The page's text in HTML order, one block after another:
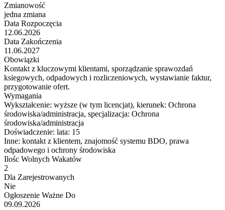
Zmianowość
jedna zmiana
Data Rozpoczęcia
12.06.2026
Data Zakończenia
11.06.2027
Obowiązki
Kontakt z kluczowymi klientami, sporządzanie sprawozdań
ksiegowych, odpadowych i rozliczeniowych, wystawianie faktur,
przygotowanie ofert.
Wymagania
Wykształcenie: wyższe (w tym licencjat), kierunek: Ochrona
środowiska/administracja, specjalizacja: Ochrona
środowiska/administracja
Doświadczenie: lata: 15
Inne: kontakt z klientem, znajomość systemu BDO, prawa
odpadowego i ochrony środowiska
Ilośc Wolnych Wakatów
2
Dla Zarejestrowanych
Nie
Ogłoszenie Ważne Do
09.09.2026